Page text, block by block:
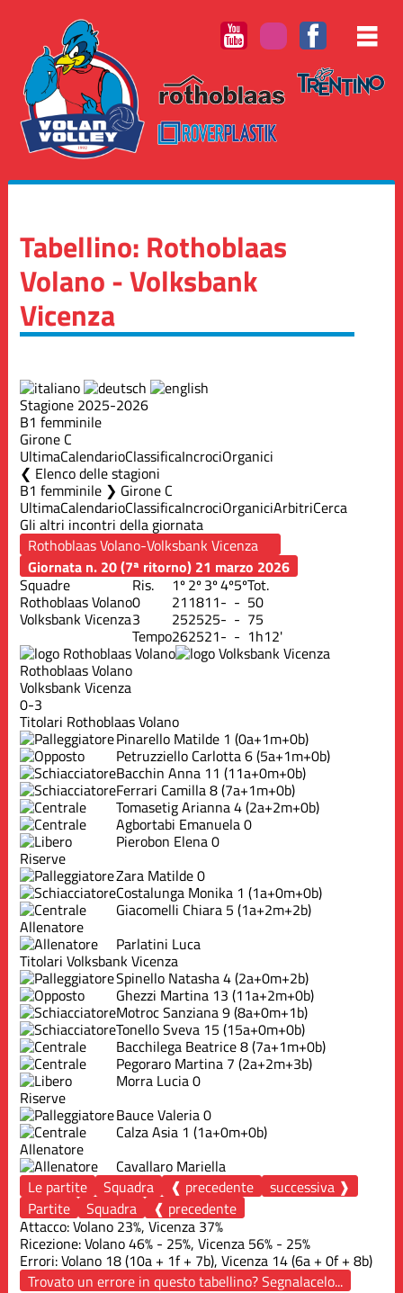
Tabellino: Rothoblaas
Volano - Volksbank
Vicenza
Stagione 2025-2026
B1 femminile
Girone C
UltimaCalendarioClassificaIncrociOrganici
Elenco delle stagioni
B1 femminile ❯ Girone C
UltimaCalendarioClassificaIncrociOrganiciArbitriCerca
Gli altri incontri della giornata
Giornata n. 20 (7ª ritorno) 21 marzo 2026
Squadre
Ris. 1º2º3º4º5ºTot.
Rothoblaas Volano0 211811- - 50
Volksbank Vicenza3 252525- - 75
Tempo262521- - 1h12'
Rothoblaas Volano
Volksbank Vicenza
0-3
Titolari Rothoblaas Volano
Pinarello Matilde 1 (0a+1m+0b)
Petruzziello Carlotta6(5a+1m+0b)
Bacchin Anna 11 (11a+0m+0b)
Ferrari Camilla8(7a+1m+0b)
Tomasetig Arianna4(2a+2m+0b)
Agbortabi Emanuela0
Pierobon Elena0
Riserve
Zara Matilde0
Costalunga Monika 1 (1a+0m+0b)
Giacomelli Chiara 5 (1a+2m+2b)
Allenatore
Parlatini Luca
Titolari Volksbank Vicenza
Spinello Natasha4(2a+0m+2b)
Ghezzi Martina 13 (11a+2m+0b)
Motroc Sanziana9(8a+0m+1b)
Tonello Sveva 15 (15a+0m+0b)
Bacchilega Beatrice8(7a+1m+0b)
Pegoraro Martina 7 (2a+2m+3b)
Morra Lucia0
Riserve
Bauce Valeria0
Calza Asia 1 (1a+0m+0b)
Allenatore
Cavallaro Mariella
Le partite
Squadra ❰ precedente
successiva ❱
Partite
Squadra
❰ precedente
Attacco: Volano 23%, Vicenza 37%
Ricezione: Volano 46% - 25%, Vicenza 56% - 25%
Errori: Volano 18 (10a + 1f + 7b), Vicenza 14 (6a + 0f + 8b)
Trovato un errore in questo tabellino? Segnalacelo...